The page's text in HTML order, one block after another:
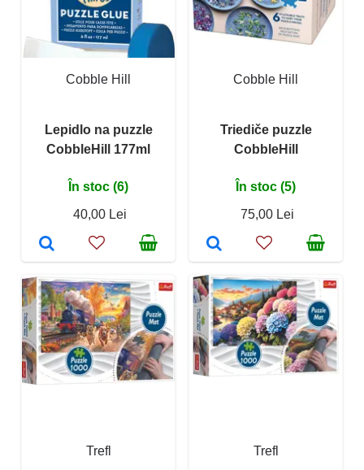
Cobble Hill
Lepidlo na puzzle
CobbleHill 177ml
În stoc (6)
40,00 Lei
Cobble Hill
Triediče puzzle
CobbleHill
În stoc (5)
75,00 Lei
Trefl
Trefl